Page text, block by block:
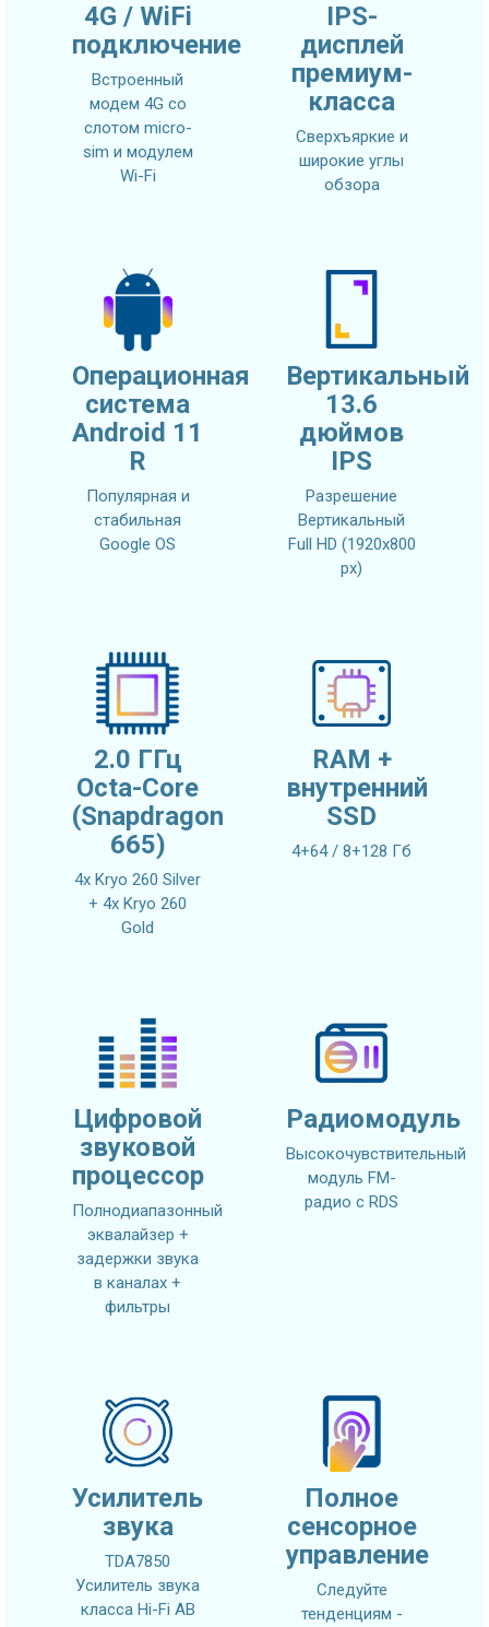
4G / WiFi
подключение
Встроенный
модем 4G со
слотом micro-
sim и модулем
Wi-Fi
IPS-
дисплей
премиум-
класса
Сверхъяркие и
широкие углы
обзора
Операционная
система
Android 11
R
Популярная и
стабильная
Google OS
Вертикальный
13.6
дюймов
IPS
Разрешение
Вертикальный
Full HD (1920x800
px)
2.0 ГГц
Octa-Core
(Snapdragon
665)
4x Kryo 260 Silver
+ 4x Kryo 260
Gold
RAM +
внутренний
SSD
4+64 / 8+128 Гб
Цифровой
звуковой
процессор
Полнодиапазонный
эквалайзер +
задержки звука
в каналах +
фильтры
Радиомодуль
Высокочувствительный
модуль FM-
радио с RDS
Усилитель
звука
TDA7850
Усилитель звука
класса Hi-Fi AB
Полное
сенсорное
управление
Следуйте
тенденциям -